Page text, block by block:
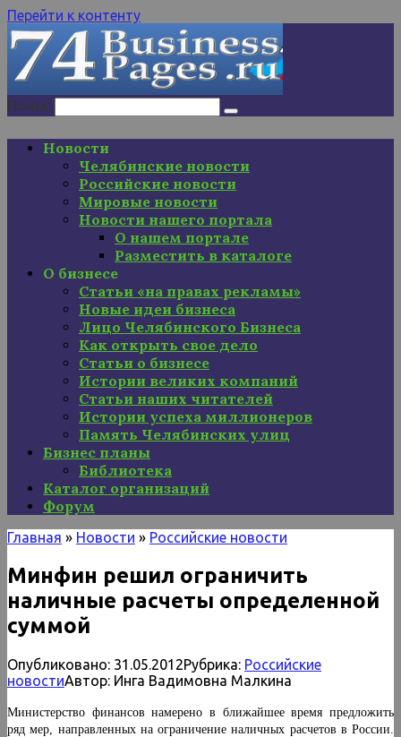
Перейти к контенту
Поиск:
Новости
Челябинские новости
Российские новости
Мировые новости
Новости нашего портала
О нашем портале
Разместить в каталоге
О бизнесе
Статьи «на правах рекламы»
Новые идеи бизнеса
Лицо Челябинского Бизнеса
Как открыть свое дело
Статьи о бизнесе
Истории великих компаний
Статьи наших читателей
Истории успеха миллионеров
Память Челябинских улиц
Бизнес планы
Библиотека
Каталог организаций
Форум
Главная » Новости » Российские новости
Минфин решил ограничить
наличные расчеты определенной
суммой
Опубликовано: 31.05.2012Рубрика: Российские
новостиАвтор: Инга Вадимовна Малкина
Министерство финансов намерено в ближайшее время предложить
ряд мер, направленных на ограничение наличных расчетов в России.